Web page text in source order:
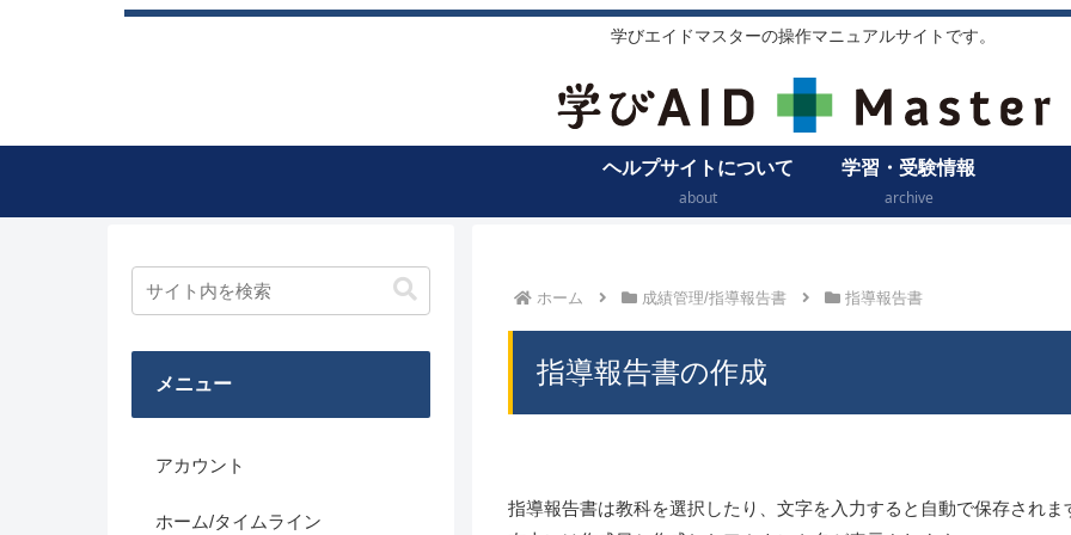
学びエイドマスターの操作マニュアルサイトです。
ヘルプサイトについて
about
学習・受験情報
archive
ホーム 成績管理/指導報告書 指導報告書
指導報告書の作成
指導報告書は教科を選択したり、文字を入力すると自動で保存されま
メニュー
アカウント
ホーム/タイムライン